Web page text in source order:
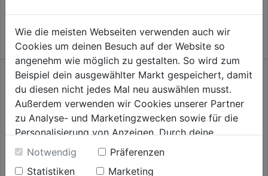
von
5
Sternen.
36,99€
verzinkt
Wie die meisten Webseiten verwenden auch wir
Cookies um deinen Besuch auf der Website so
angenehm wie möglich zu gestalten. So wird zum
Beispiel dein ausgewählter Markt gespeichert, damit
du diesen nicht jedes Mal neu auswählen musst.
Außerdem verwenden wir Cookies unserer Partner
zu Analyse- und Marketingzwecken sowie für die
Personalisierung von Anzeigen. Durch deine
Einwilligung werden die Daten von Drittanbieter,
unter anderem auch in den USA, verarbeitet.
Notwendig
Präferenzen
Statistiken
Marketing